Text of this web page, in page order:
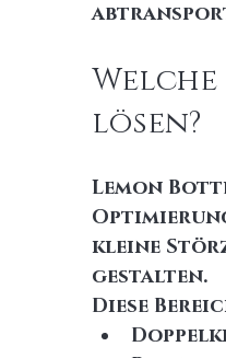
lösen?
Lemon
kleine
gestalten.
Diese